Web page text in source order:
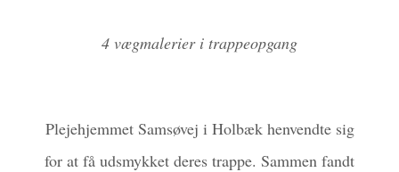
4 vægmalerier i trappeopgang
Plejehjemmet Samsøvej i Holbæk henvendte sig
for at få udsmykket deres trappe. Sammen fandt